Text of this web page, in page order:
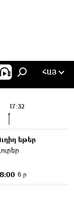
ՀԱՅ
17:32
եթեր
6 ր